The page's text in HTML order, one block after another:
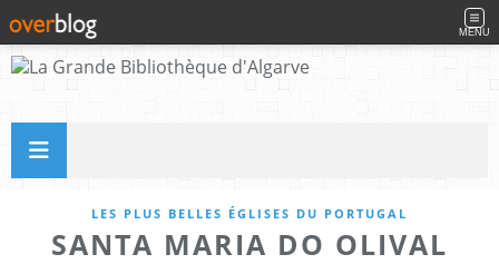
MENU
LES PLUS BELLES ÉGLISES DU PORTUGAL
SANTA MARIA DO OLIVAL